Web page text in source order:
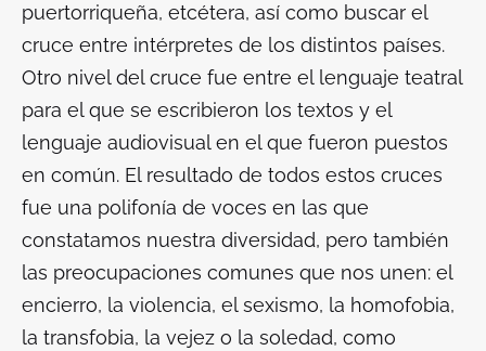
puertorriqueña, etcétera, así como buscar el
cruce entre intérpretes de los distintos países.
Otro nivel del cruce fue entre el lenguaje teatral
para el que se escribieron los textos y el
lenguaje audiovisual en el que fueron puestos
en común. El resultado de todos estos cruces
fue una polifonía de voces en las que
constatamos nuestra diversidad, pero también
las preocupaciones comunes que nos unen: el
encierro, la violencia, el sexismo, la homofobia,
la transfobia, la vejez o la soledad, como